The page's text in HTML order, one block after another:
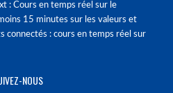
: Cours en temps réel sur le
15 minutes sur les valeurs et
connectés : cours en temps réel sur
NOUS